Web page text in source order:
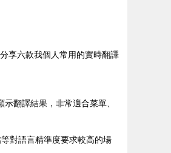
享六款我個人常用的實時翻譯
翻譯結果，非常適合菜單、
對語言精準度要求較高的場